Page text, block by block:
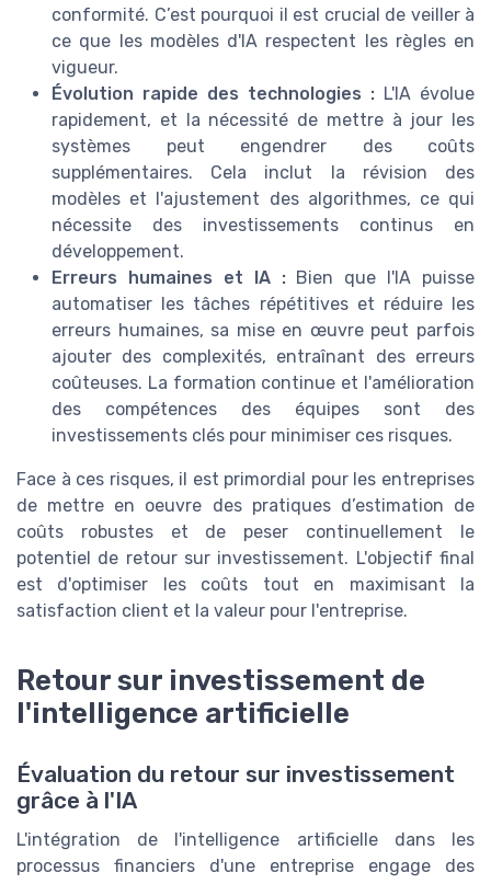
conformité. C’est pourquoi il est crucial de veiller à
ce que les modèles d'IA respectent les règles en
vigueur.
Évolution rapide des technologies : L'IA évolue
rapidement, et la nécessité de mettre à jour les
systèmes peut engendrer des coûts
supplémentaires. Cela inclut la révision des
modèles et l'ajustement des algorithmes, ce qui
nécessite des investissements continus en
développement.
Erreurs humaines et IA :Bien que l'IA puisse
automatiser les tâches répétitives et réduire les
erreurs humaines, sa mise en œuvre peut parfois
ajouter des complexités, entraînant des erreurs
coûteuses. La formation continue et l'amélioration
des compétences des équipes sont des
investissements clés pour minimiser ces risques.
Face à ces risques, il est primordial pour les entreprises
de mettre en oeuvre des pratiques d’estimation de
coûts robustes et de peser continuellement le
potentiel de retour sur investissement. L'objectif final
est d'optimiser les coûts tout en maximisant la
satisfaction client et la valeur pour l'entreprise.
Retour sur investissement de
l'intelligence artificielle
Évaluation du retour sur investissement
grâce à l'IA
L'intégration de l'intelligence artificielle dans les
processus financiers d'une entreprise engage des